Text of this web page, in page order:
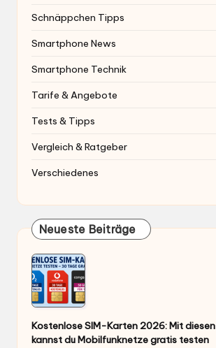
Schnäppchen Tipps
Smartphone News
Smartphone Technik
Tarife & Angebote
Tests & Tipps
Vergleich & Ratgeber
Verschiedenes
Neueste Beiträge
Kostenlose SIM-Karten 2026: Mit
kannst du Mobilfunknetze gratis testen